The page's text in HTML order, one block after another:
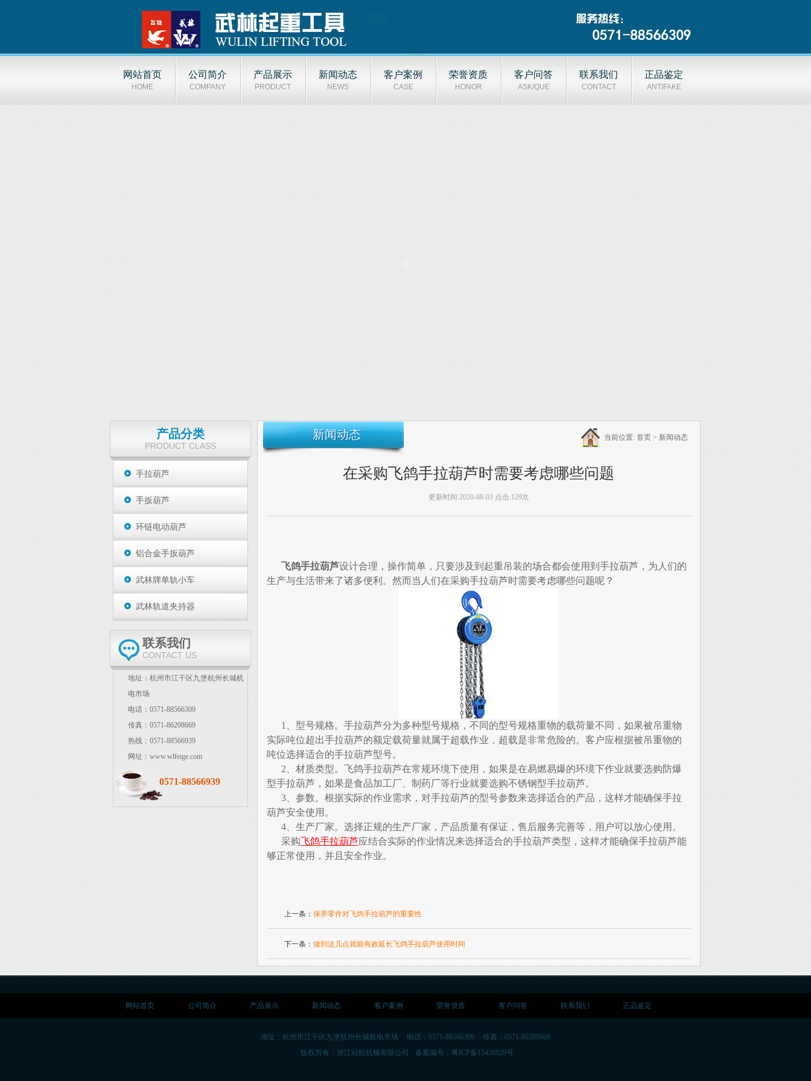
网站首页
HOME
公司简介
COMPANY
产品展示
PRODUCT
新闻动态
NEWS
客户案例
CASE
荣誉资质
HONOR
客户问答
ASK/QUE
联系我们
CONTACT
正品鉴定
ANTIFAKE
产品分类
PRODUCT CLASS
手拉葫芦
手扳葫芦
环链电动葫芦
铝合金手扳葫芦
武林牌单轨小车
武林轨道夹持器
联系我们
CONTACT US
地址：杭州市江干区九堡杭州长城机
电市场
电话：0571-88566309
传真：0571-86208669
热线：0571-88566939
网址：www.wlfeige.com
0571-88566939
新闻动态 当前位置: 首页 > 新闻动态
在采购飞鸽手拉葫芦时需要考虑哪些问题
更新时间:2020-08-03 点击:129次
飞鸽手拉葫芦设计合理，操作简单，只要涉及到起重吊装的场合都会使用到手拉葫芦，为人们的
生产与生活带来了诸多便利。然而当人们在采购手拉葫芦时需要考虑哪些问题呢？
1、型号规格。手拉葫芦分为多种型号规格，不同的型号规格重物的载荷量不同，如果被吊重物
实际吨位超出手拉葫芦的额定载荷量就属于超载作业，超载是非常危险的。客户应根据被吊重物的
吨位选择适合的手拉葫芦型号。
2、材质类型。飞鸽手拉葫芦在常规环境下使用，如果是在易燃易爆的环境下作业就要选购防爆
型手拉葫芦，如果是食品加工厂、制药厂等行业就要选购不锈钢型手拉葫芦。
3、参数。根据实际的作业需求，对手拉葫芦的型号参数来选择适合的产品，这样才能确保手拉
葫芦安全使用。
4、生产厂家。选择正规的生产厂家，产品质量有保证，售后服务完善等，用户可以放心使用。
采购飞鸽手拉葫芦应结合实际的作业情况来选择适合的手拉葫芦类型，这样才能确保手拉葫芦能
够正常使用，并且安全作业。
上一条： 保养零件对飞鸽手拉葫芦的重要性
下一条： 做到这几点就能有效延长飞鸽手拉葫芦使用时间
网站首页 公司简介 产品展示 新闻动态 客户案例 荣誉资质 客户问答 联系我们 正品鉴定
地址：杭州市江干区九堡杭州长城机电市场 电话：0571-88566309
传真：0571-86208669
版权所有：浙江冠航机械有限公司
备案编号：粤ICP备15426929号